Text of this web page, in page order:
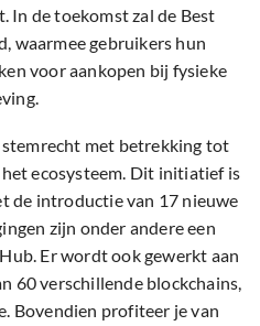
de toekomst zal de Best
waarmee gebruikers hun
voor aankopen bij fysieke
stemrecht met betrekking tot
ecosysteem. Dit initiatief is
de introductie van 17 nieuwe
zijn onder andere een
Er wordt ook gewerkt aan
60 verschillende blockchains,
Bovendien profiteer je van